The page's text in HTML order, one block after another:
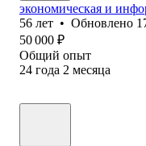
экономическая и
56 лет • Обновлено
50 000 ₽
Общий опыт
24 года 2 месяца